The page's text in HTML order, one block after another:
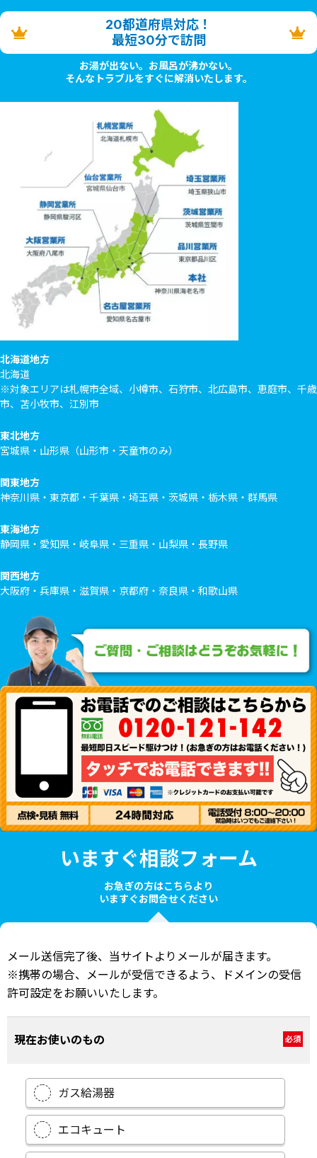
20都道府県対応！
最短30分で訪問
お湯が出ない。お風呂が沸かない。
そんなトラブルをすぐに解消いたします。
北海道地方
北海道
※対象エリアは札幌市全域、小樽市、石狩市、北広島市、恵庭市、千歳
市、苫小牧市、江別市
東北地方
宮城県・山形県（山形市・天童市のみ）
関東地方
神奈川県・東京都・千葉県・埼玉県・茨城県・栃木県・群馬県
東海地方
静岡県・愛知県・岐阜県・三重県・山梨県・長野県
関西地方
大阪府・兵庫県・滋賀県・京都府・奈良県・和歌山県
いますぐ相談フォーム
お急ぎの方はこちらより
いますぐお問合せください
メール送信完了後、当サイトよりメールが届きます。
※携帯の場合、メールが受信できるよう、ドメインの受信
許可設定をお願いいたします。
現在お使いのもの 必須
ガス給湯器
エコキュート